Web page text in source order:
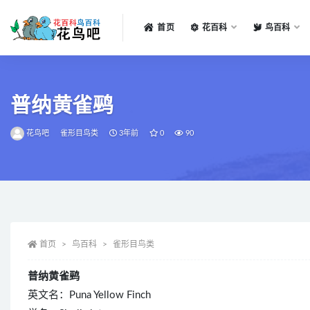
首页 花百科 鸟百科
普纳黄雀鹀
花鸟吧 雀形目鸟类 3年前 0 90
首页 鸟百科 雀形目鸟类
普纳黄雀鹀
英文名：Puna Yellow Finch